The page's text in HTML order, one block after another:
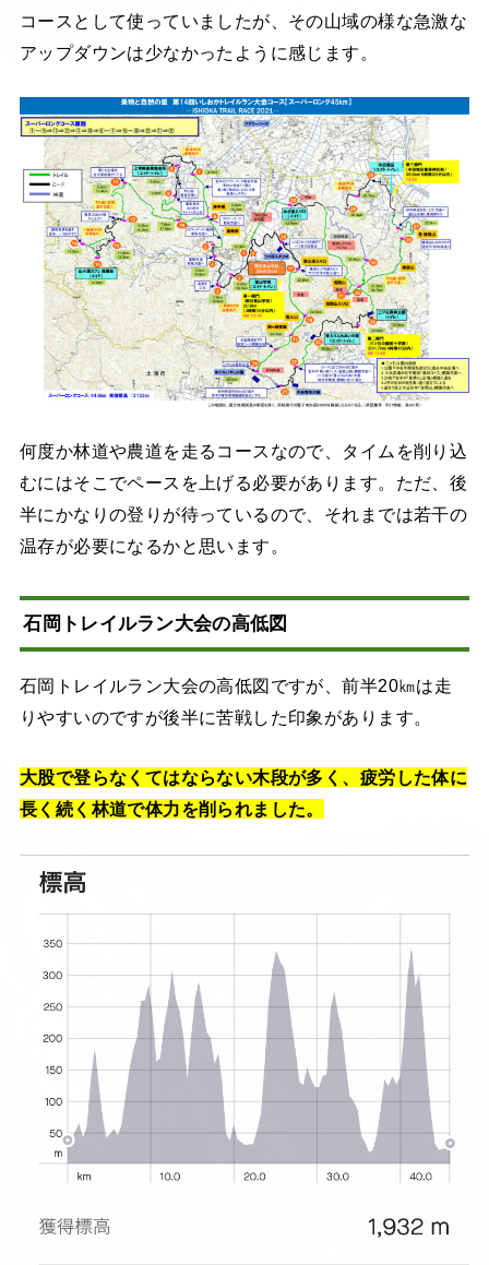
コースとして使っていましたが、その山域の様な急激な
アップダウンは少なかったように感じます。
何度か林道や農道を走るコースなので、タイムを削り込
むにはそこでペースを上げる必要があります。ただ、後
半にかなりの登りが待っているので、それまでは若干の
温存が必要になるかと思います。
石岡トレイルラン大会の高低図
石岡トレイルラン大会の高低図ですが、前半20㎞は走
りやすいのですが後半に苦戦した印象があります。
大股で登らなくてはならない木段が多く、疲労した体に
長く続く林道で体力を削られました。